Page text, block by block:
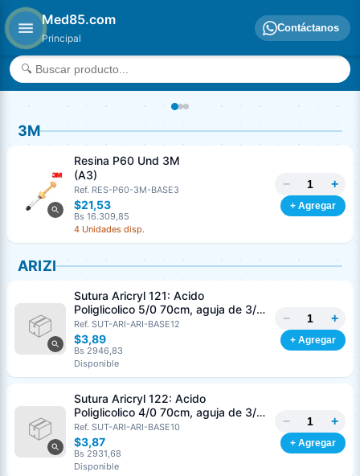
Med85.com
Principal
Contáctanos
3M
Resina P60 Und 3M
(A3)
Ref. RES-P60-3M-BASE3
$21,53
Bs 16.309,85
4 Unidades disp.
− +
+ Agregar
ARIZI
Sutura Aricryl 121: Acido
Poliglicolico 5/0 70cm, aguja de 3/8
Corte Inverso 19mm Und ARIZI
Absorbible
Ref. SUT-ARI-ARI-BASE12
$3,89
Bs 2946,83
Disponible
− +
+ Agregar
Sutura Aricryl 122: Acido
Poliglicolico 4/0 70cm, aguja de 3/8
Corte Inverso 19mm Und ARIZI
Absorbible
Ref. SUT-ARI-ARI-BASE10
$3,87
Bs 2931,68
Disponible
− +
+ Agregar